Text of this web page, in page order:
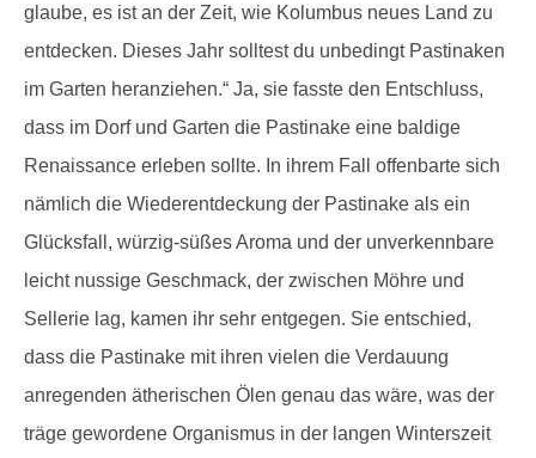
glaube, es ist an der Zeit, wie Kolumbus neues Land zu
entdecken. Dieses Jahr solltest du unbedingt Pastinaken
im Garten heranziehen.“ Ja, sie fasste den Entschluss,
dass im Dorf und Garten die Pastinake eine baldige
Renaissance erleben sollte. In ihrem Fall offenbarte sich
nämlich die Wiederentdeckung der Pastinake als ein
Glücksfall, würzig-süßes Aroma und der unverkennbare
leicht nussige Geschmack, der zwischen Möhre und
Sellerie lag, kamen ihr sehr entgegen. Sie entschied,
dass die Pastinake mit ihren vielen die Verdauung
anregenden ätherischen Ölen genau das wäre, was der
träge gewordene Organismus in der langen Winterszeit